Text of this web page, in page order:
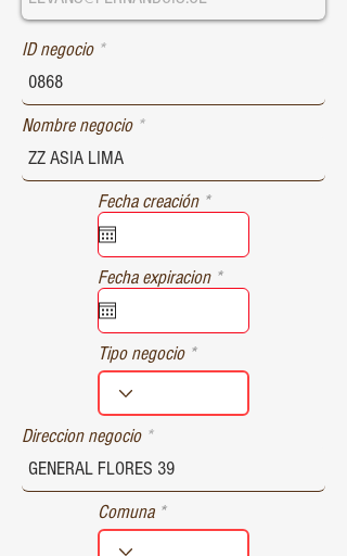
ID negocio
Nombre negocio
Fecha creación *r
e
u
i
d
Fecha expiracion *r
e
u
r
d
Tipo negocio
Direccion negocio
Comuna